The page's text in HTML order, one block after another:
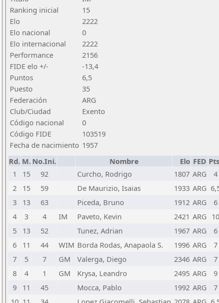
Ranking inicial
15
Elo
2222
Elo nacional
0
Elo internacional
2222
Performance
2156
FIDE elo +/-
-13,4
Puntos
6,5
Puesto
35
Federación
ARG
Club/Ciudad
Exento
Código nacional
0
Código FIDE
103519
Fecha de nacimiento 1957
Rd. M. No.Ini. Nombre Elo FED
1
15 92 Curcho, Rodrigo 1807 ARG
4
2
15 59 De Maurizio, Isaias 1933 ARG
3
13 63 Piceda, Bruno 1912 ARG
6
4
3 4 IM Paveto, Kevin 2421 ARG 10
5
13 52 Tunez, Adrian 1967 ARG
6
6
11 44 WIM Borda Rodas, Anapaola S. 1996 ARG
7
7
5 7 GM Valerga, Diego 2346 ARG
7
8
4 1 GM Krysa, Leandro 2495 ARG
9
9
11 45 Mocca, Pablo 1992 ARG
7